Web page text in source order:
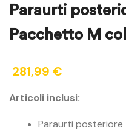
Paraurti
Pacchetto M
281,99 €
Articoli inclusi:
Paraurti posteriore